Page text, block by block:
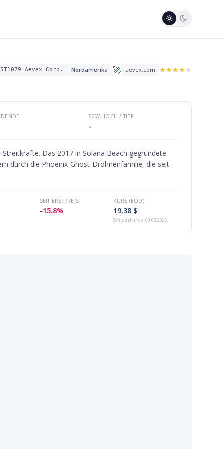
Aevex Corp. Nordamerika 🚀 aevex.com ★★★★★
52W HOCH / TIEF
-
Das 2017 in Solana Beach gegründete
durch die Phoenix-Ghost-Drohnenfamilie, die seit
SEIT ERSTPREIS
-15.8%
KURS (EOD)
19,38 $
Schlusskursv. 04.08.2026